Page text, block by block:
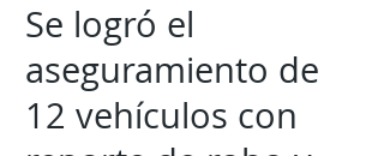
Se logró el
aseguramiento de
12 vehículos con